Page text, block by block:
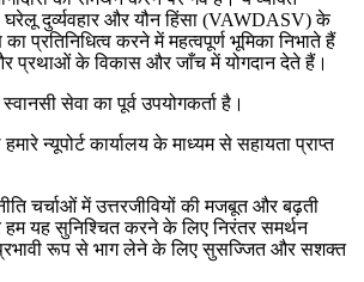
घरेलू दुर्व्यवहार और यौन हिंसा (VAWDASV) के
का प्रतिनिधित्व करने में महत्वपूर्ण भूमिका निभाते हैं
प्रथाओं के विकास और जाँच में योगदान देते हैं।
सेवा का पूर्व उपयोगकर्ता है।
न्यूपोर्ट कार्यालय के माध्यम से सहायता प्राप्त
चर्चाओं में उत्तरजीवियों की मजबूत और बढ़ती
हम यह सुनिश्चित करने के लिए निरंतर समर्थन
रूप से भाग लेने के लिए सुसज्जित और सशक्त